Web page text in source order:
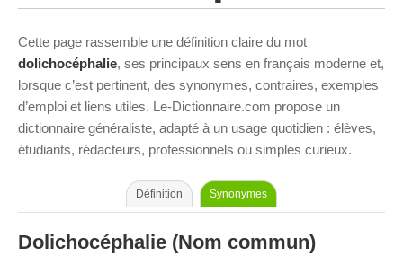
Cette page rassemble une définition claire du mot
dolichocéphalie, ses principaux sens en français moderne et,
lorsque c’est pertinent, des synonymes, contraires, exemples
d’emploi et liens utiles. Le-Dictionnaire.com propose un
dictionnaire généraliste, adapté à un usage quotidien : élèves,
étudiants, rédacteurs, professionnels ou simples curieux.
Définition Synonymes
Dolichocéphalie (Nom commun)